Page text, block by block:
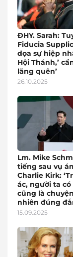
ĐHY. Sarah:
Fiducia
dọa sự hiệp
Hội Thánh,’
lãng quên’
26.10.2025
Lm. Mike
tiếng sau vụ
Charlie Kirk:
ác, người ta
cũng là
nhiên đúng
15.09.2025